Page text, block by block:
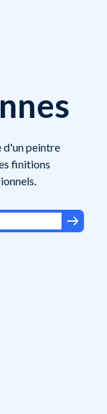
d'un peintre
finitions